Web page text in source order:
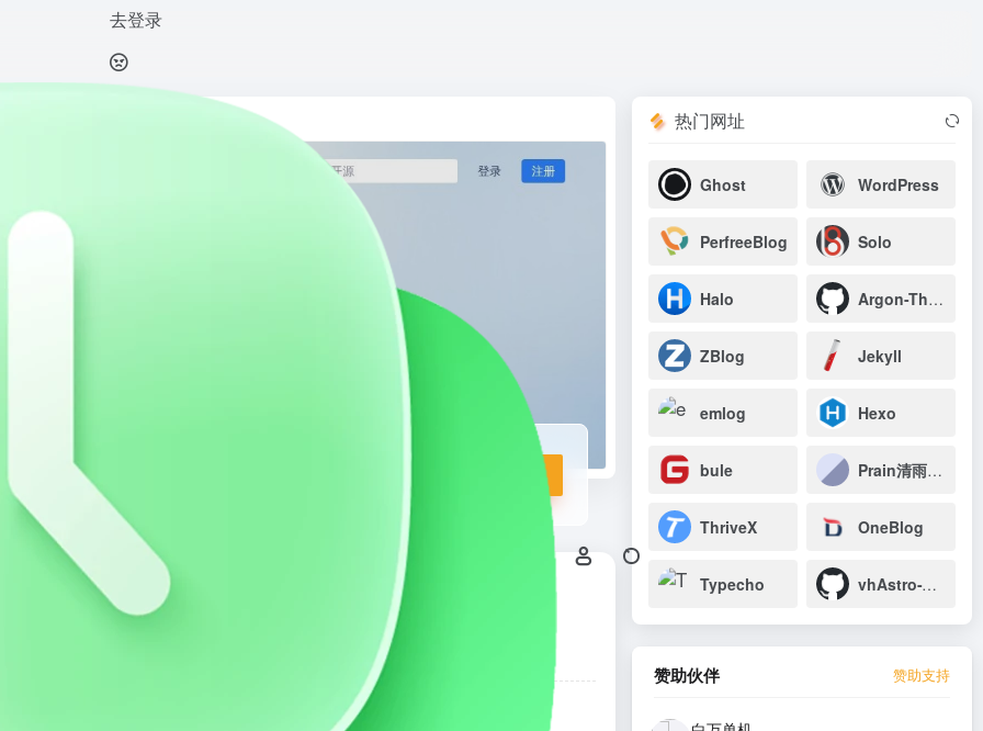
去登录
热门网址
Ghost WordPress
PerfreeBlog Solo
Halo Argon-Theme
ZBlog Jekyll
emlog Hexo
bule Prain清雨博客
ThriveX OneBlog
Typecho vhAstro-Theme
赞助伙伴 赞助支持